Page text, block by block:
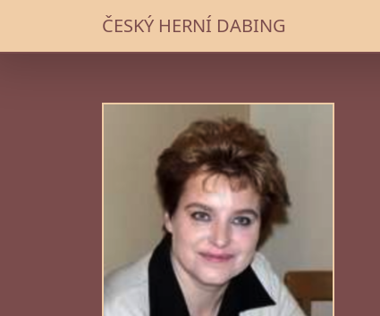
ČESKÝ HERNÍ DABING